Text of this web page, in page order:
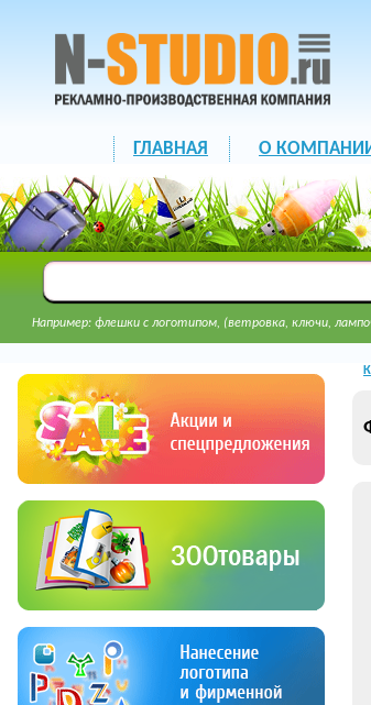
ГЛАВНАЯ О
Например: флешки с логотипом, (ветровка, ключи,